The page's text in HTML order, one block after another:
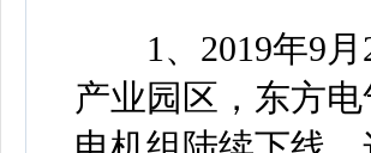
1、2019年9月
产业园区，东方